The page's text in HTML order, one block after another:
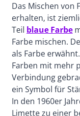
Das Mischen von
erhalten, ist
Teil blaue Farbe
Farbe mischen.
als Farbe
Farben mit mehr
Verbindung
ein Symbol für
In den 1960er
Limette zu einer